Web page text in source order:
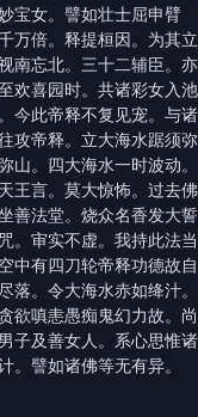
宝女。譬如壮士屈申臂
万倍。释提桓因。为其立
南忘北。三十二辅臣。亦
欢喜园时。共诸彩女入池
今此帝释不复见宠。与诸
攻帝释。立大海水踞须弥
山。四大海水一时波动。
王言。莫大惊怖。过去佛
善法堂。烧众名香发大誓
。审实不虚。我持此法当
中有四刀轮帝释功德故自
落。令大海水赤如绛汁。
欲嗔恚愚痴鬼幻力故。尚
子及善女人。系心思惟诸
。譬如诸佛等无有异。